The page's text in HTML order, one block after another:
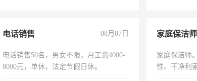
电话销售 08月07日
电话销售50名，男女不限，月工资4000-
8000元，单休，法定节假日休。
家庭保洁师
家庭保洁师
性、干净利